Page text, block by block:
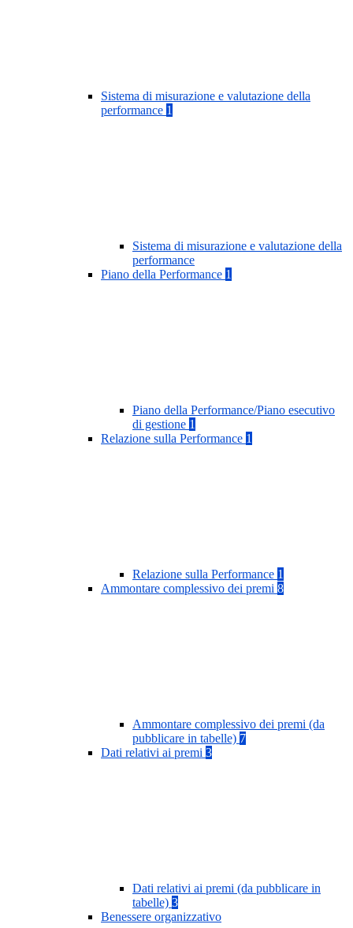
Sistema di misurazione e valutazione della
performance 1
Sistema di misurazione e valutazione della
performance
Piano della Performance 1
Piano della Performance/Piano esecutivo
di gestione 1
Relazione sulla Performance 1
Relazione sulla Performance 1
Ammontare complessivo dei premi 8
Ammontare complessivo dei premi (da
pubblicare in tabelle) 7
Dati relativi ai premi 3
Dati relativi ai premi (da pubblicare in
tabelle) 3
Benessere organizzativo